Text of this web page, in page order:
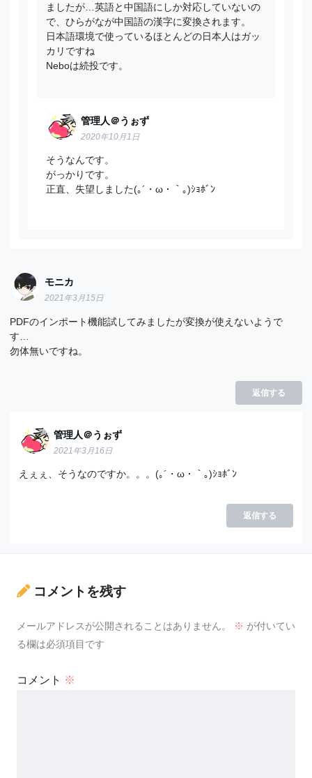
ましたが…英語と中国語にしか対応していないの
で、ひらがなが中国語の漢字に変換されます。
日本語環境で使っているほとんどの日本人はガッ
カリですね
Neboは続投です。
管理人＠うぉず
2020年10月1日
そうなんです。
がっかりです。
正直、失望しました(｡´・ω・｀｡)ｼｮﾎﾞﾝ
モニカ
2021年3月15日
PDFのインポート機能試してみましたが変換が使えないようで
す…
勿体無いですね。
返信する
管理人＠うぉず
2021年3月16日
えぇぇ、そうなのですか。。。(｡´・ω・｀｡)ｼｮﾎﾞﾝ
返信する
コメントを残す
メールアドレスが公開されることはありません。 ※ が付いてい
る欄は必須項目です
コメント ※